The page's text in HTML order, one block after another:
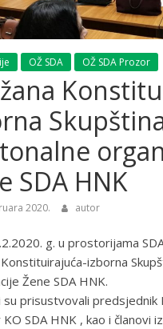
OŽ SDA OŽ SDA Prozor
SDA HNK
2020. autor
g. u prostorijama
izborna
Žene SDA HNK.
su prisustvovali predsjednik
SDA HNK , kao i članovi